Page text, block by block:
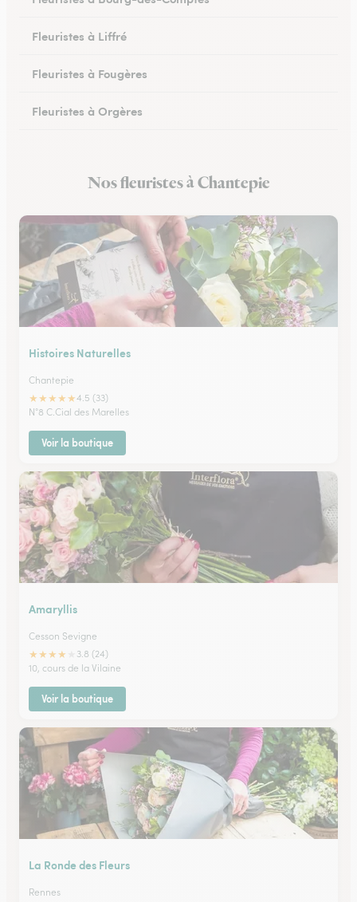
Fleuristes à Liffré
Fleuristes à Fougères
Fleuristes à Orgères
Fleuristes à Iffendic
Nos fleuristes à Chantepie
Histoires Naturelles
Chantepie
★★★★★4.5 (33)
N°8 C.Cial des Marelles
Voir la boutique
Amaryllis
Cesson Sevigne
★★★★
3.8 (24)
10, cours de la Vilaine
Voir la boutique
La Ronde des Fleurs
Rennes